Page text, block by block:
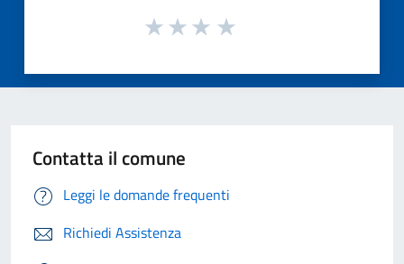
Contatta il comune
Leggi le domande frequenti
Richiedi Assistenza